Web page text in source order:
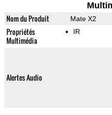
Nom du Produit Mate X2
Propriétés
Multimédia
IR
Alertes Audio